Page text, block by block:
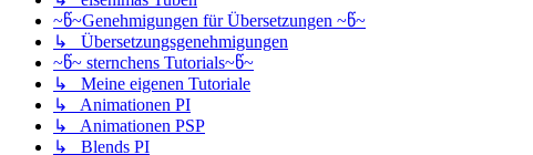
~წ~Genehmigungen für Übersetzungen ~წ~
↳ Übersetzungsgenehmigungen
~წ~ sternchens Tutorials~წ~
↳ Meine eigenen Tutoriale
↳ Animationen PI
↳ Animationen PSP
↳ Blends PI